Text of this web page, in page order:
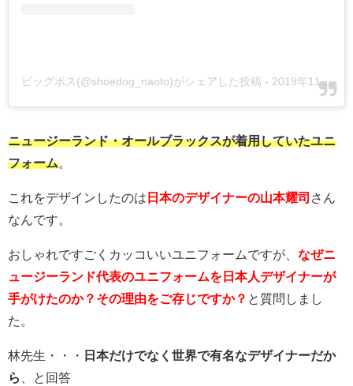
ビッグボス(@shoedog_naoto)がシェアした投稿 - 2019年11月月9日午前4時33分PST
ニュージーランド・オールブラックスが着用していたユニ
フォーム。
これをデザインしたのは 日本のデザイナーの山本耀司 さん
なんです。
おしゃれですごくカッコいいユニフォームですが、 なぜニ
ュージーランド代表のユニフォームを日本人デザイナーが
手がけたのか？その理由をご存じですか？ と質問しまし
た。
林先生・・・
日本だけでなく世界で有名なデザイナーだか
ら
、と回答